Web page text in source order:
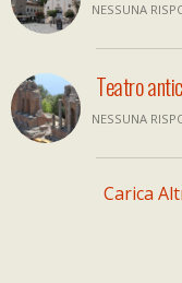
NESSUNA
Teatro
NESSUNA
Carica